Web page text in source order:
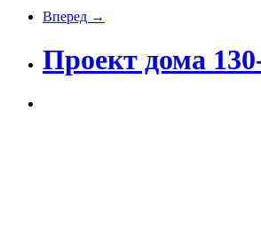
Вперед →
Проект дома